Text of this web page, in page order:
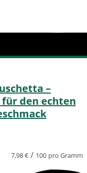
–
den echten
7,98€ / 100 pro Gramm